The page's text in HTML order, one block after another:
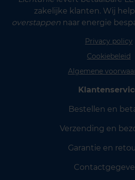
zakelijke klanten. Wij
overstappen naar energie
Privacy policy
Cookiebeleid
Algemene
Bestellen en
Verzending en
Garantie en